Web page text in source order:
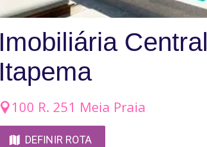
Imobiliária Central
Itapema
100 R. 251 Meia Praia
DEFINIR ROTA